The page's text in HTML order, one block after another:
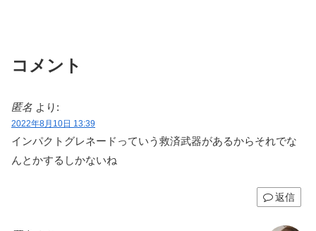
コメント
匿名 より:
2022年8月10日 13:39
インパクトグレネードっていう救済武器があるからそれでな
んとかするしかないね
返信